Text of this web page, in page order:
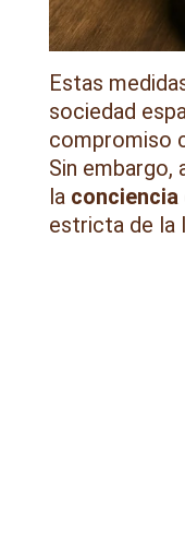
Estas
sociedad
compromiso
Sin embargo,
la conciencia
estricta de la